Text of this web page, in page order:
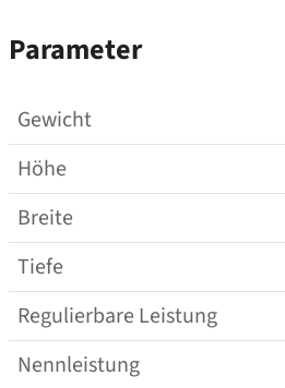
Parameter
Gewicht
Höhe
Breite
Tiefe
Regulierbare Leistung
Nennleistung